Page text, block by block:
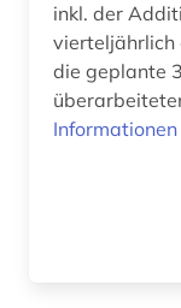
färöisch (1)
inkl. der
vierteljährlich
die geplante
Informationen